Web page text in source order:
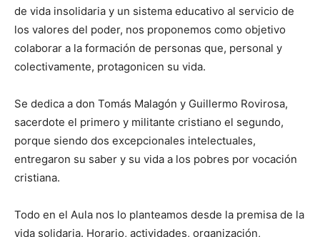
de vida insolidaria y un sistema educativo al servicio de
los valores del poder, nos proponemos como objetivo
colaborar a la formación de personas que, personal y
colectivamente, protagonicen su vida.
Se dedica a don Tomás Malagón y Guillermo Rovirosa,
sacerdote el primero y militante cristiano el segundo,
porque siendo dos excepcionales intelectuales,
entregaron su saber y su vida a los pobres por vocación
cristiana.
Todo en el Aula nos lo planteamos desde la premisa de la
vida solidaria. Horario, actividades, organización,